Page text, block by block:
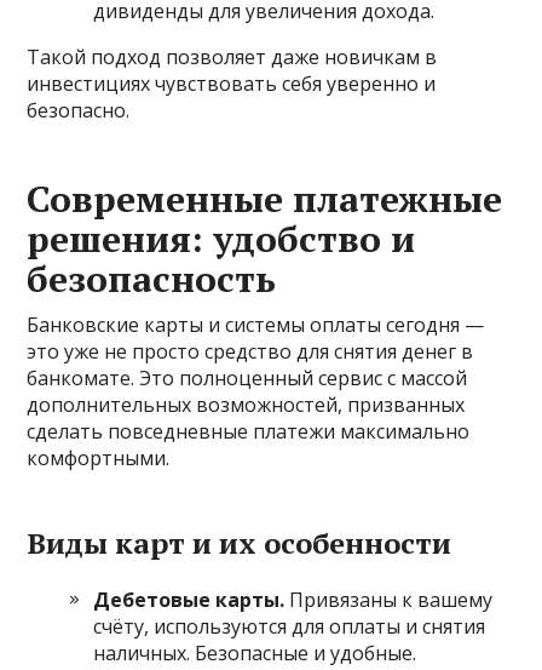
дивиденды для увеличения дохода.
Такой подход позволяет даже новичкам в
инвестициях чувствовать себя уверенно и
безопасно.
Современные платежные
решения: удобство и
безопасность
Банковские карты и системы оплаты сегодня —
это уже не просто средство для снятия денег в
банкомате. Это полноценный сервис с массой
дополнительных возможностей, призванных
сделать повседневные платежи максимально
комфортными.
Виды карт и их особенности
Дебетовые карты. Привязаны к вашему
счёту, используются для оплаты и снятия
наличных. Безопасные и удобные.